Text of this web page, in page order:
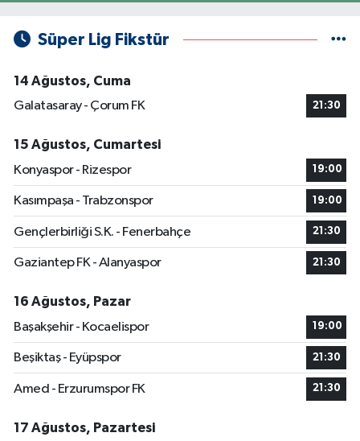
Süper Lig Fikstür
14 Ağustos, Cuma
Galatasaray - Çorum FK
21:30
15 Ağustos, Cumartesi
Konyaspor - Rizespor
19:00
Kasımpaşa - Trabzonspor 19:00
Gençlerbirliği S.K. - Fenerbahçe 21:30
Gaziantep FK - Alanyaspor 21:30
16 Ağustos, Pazar
Başakşehir - Kocaelispor
19:00
Beşiktaş - Eyüpspor 21:30
Amed - Erzurumspor FK 21:30
17 Ağustos, Pazartesi